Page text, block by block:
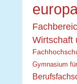
Wirtschaft
Gymnasium